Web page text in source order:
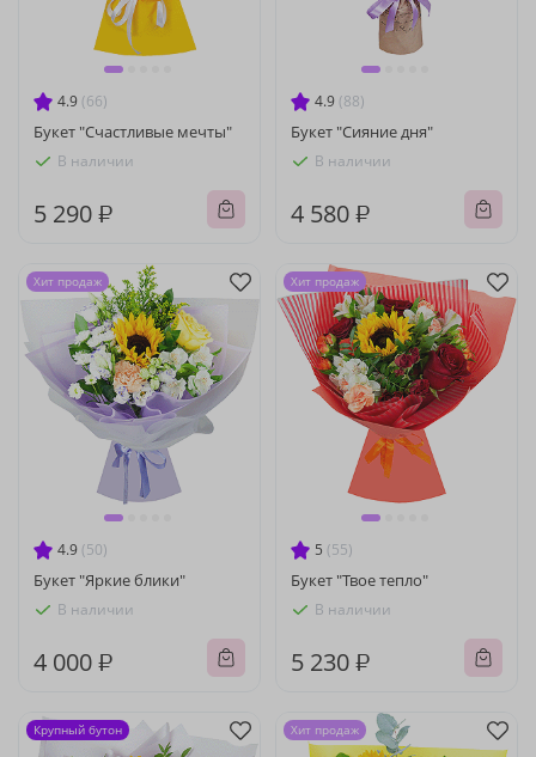
4.9 (66)
Букет "Счастливые мечты"
В наличии
5 290 ₽
4.9 (88)
Букет "Сияние дня"
В наличии
4 580 ₽
4.9 (50)
Букет "Яркие блики"
В наличии
4 000 ₽
Хит продаж
5 (55)
Букет "Твое тепло"
В наличии
5 230 ₽
Хит продаж
Крупный бутон Хит продаж